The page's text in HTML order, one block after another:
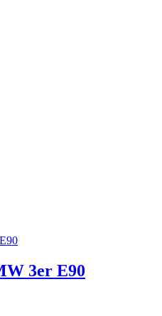
3er E90